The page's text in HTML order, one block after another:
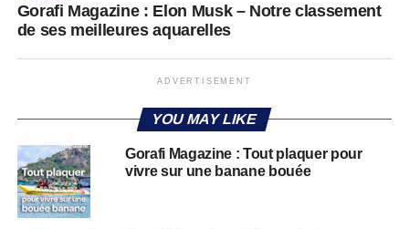
Gorafi Magazine : Elon Musk – Notre classement
de ses meilleures aquarelles
ADVERTISEMENT
YOU MAY LIKE
Gorafi Magazine : Tout plaquer pour
vivre sur une banane bouée